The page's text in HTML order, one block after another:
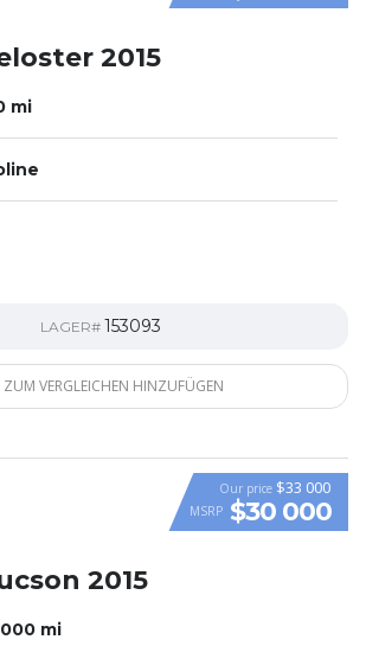
VIDEO
2015
mi
LAGER# 153093
ZUM VERGLEICHEN HINZUFÜGEN
VIDEO
Our price $33 000
MSRP $30 000
2015
mi